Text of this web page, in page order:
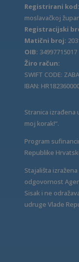
Registrirani kod:
moslavačkoj
Registracijski
Matični broj:
OIB: 34997715017
Žiro račun:
SWIFT CODE:
IBAN:
Stranica izrađena
moj korak!“.
Program
Republike
Stajališta
odgovornost
Sisak i ne
udruge Vlade